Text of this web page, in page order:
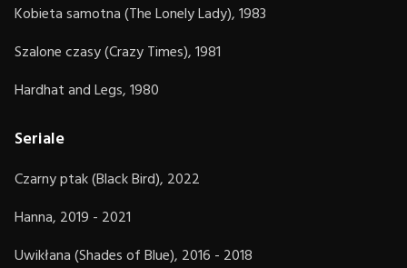
Kobieta samotna (The Lonely Lady), 1983
Szalone czasy (Crazy Times), 1981
Hardhat and Legs, 1980
Seriale
Czarny ptak (Black Bird), 2022
Hanna, 2019 - 2021
Uwikłana (Shades of Blue), 2016 - 2018